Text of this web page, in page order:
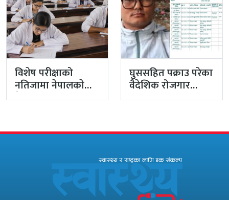
विशेष परीक्षाको
नतिजामा नेपालकाे
मेडिकल शिक्षाको
घुससहित पक्राउ परेका
वैदेशिक रोजगार
विभागका नासु मस्राङ्गी